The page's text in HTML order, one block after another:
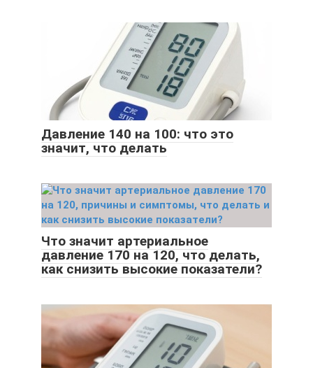
Давление 140 на 100: что это
значит, что делать
Что значит артериальное
давление 170 на 120, что делать,
как снизить высокие показатели?